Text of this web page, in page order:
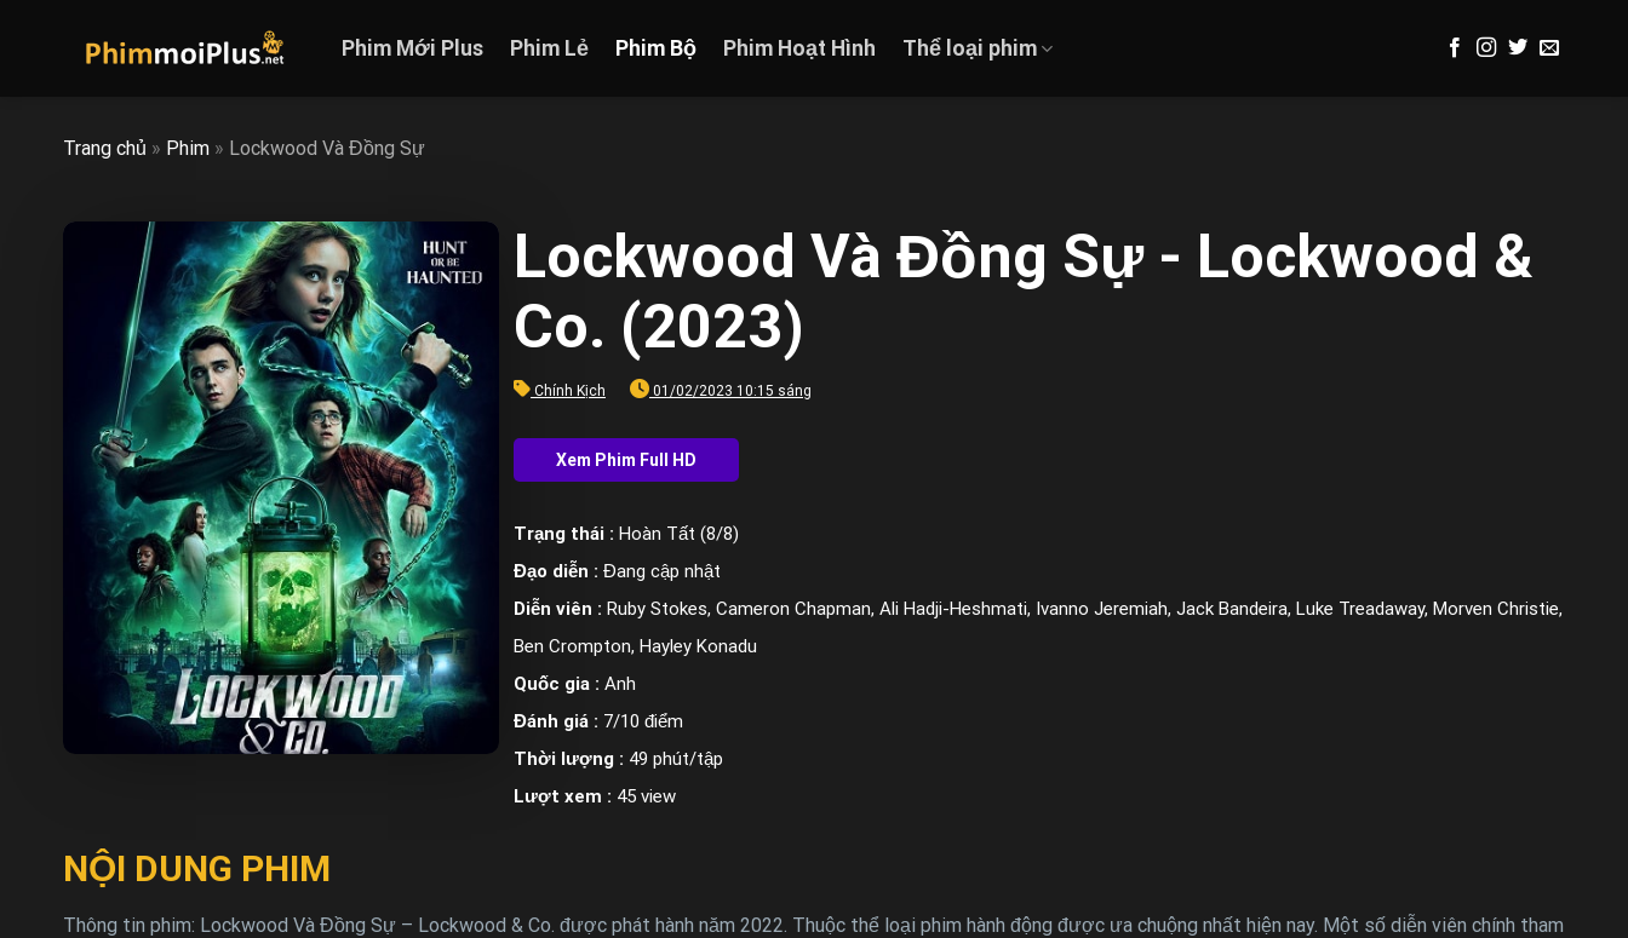
Phim Mới Plus Phim Lẻ Phim Bộ Phim Hoạt Hình Thể loại phim
Trang chủ » Phim » Lockwood Và Đồng Sự
Lockwood Và Đồng Sự - Lockwood &
Co. (2023)
Chính Kịch 01/02/2023 10:15 sáng
Trạng thái : Hoàn Tất (8/8)
Đạo diễn : Đang cập nhật
Diễn viên : Ruby Stokes, Cameron Chapman, Ali Hadji-Heshmati, Ivanno Jeremiah, Jack Bandeira, Luke Treadaway, Morven Christie,
Ben Crompton, Hayley Konadu
Quốc gia : Anh
Đánh giá : 7/10 điểm
Thời lượng : 49 phút/tập
Lượt xem : 45 view
NỘI DUNG PHIM
Thông tin phim: Lockwood Và Đồng Sự – Lockwood & Co. được phát hành năm 2022. Thuộc thể loại phim hành động được ưa chuộng nhất hiện nay. Một số diễn viên chính tham